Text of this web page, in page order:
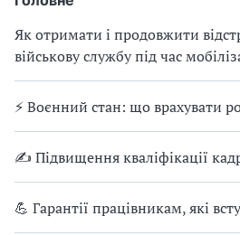
Як отримати і продовжити
військову службу під час
⚡ Воєнний стан: що врахувати
✍ Підвищення кваліфікації
💪 Гарантії працівникам, які